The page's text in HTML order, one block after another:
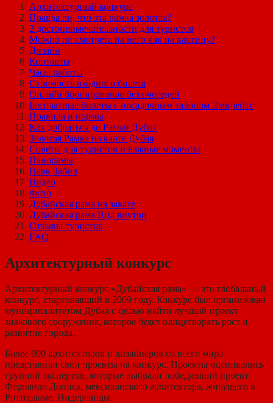
Архитектурный конкурс
Правда ли, что эта рамка золотая?
2 достопримечательности для туристов
Можно ли смотреть на него как на картину?
Дизайн
Контакты
Часы работы
Стоимость входного билета
Онлайн бронирование без очередей
Бесплатные билеты с посадочным талоном Эмирейтс
Правила и нормы
Как добраться до Рамки Дубая
Золотая Рамка на карте Дубая
Советы для туристов и важные моменты
Панорамы
Парк Забил
Видео
Фото
Дубайская рама на закате
Дубайская рама Вид внутри
Отзывы туристов
FAQ
Архитектурный конкурс
Архитектурный конкурс «Дубайская рама» — это глобальный
конкурс, стартовавший в 2009 году. Конкурс был организован
муниципалитетом Дубая с целью найти лучший проект
знакового сооружения, которое будет олицетворять рост и
развитие города.
Более 900 архитекторов и дизайнеров со всего мира
представили свои проекты на конкурс. Проекты оценивались
группой экспертов, которые выбрали победивший проект
Фернандо Дониса, мексиканского архитектора, живущего в
Роттердаме, Нидерланды.